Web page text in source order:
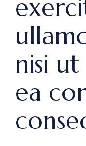
nisi
ea